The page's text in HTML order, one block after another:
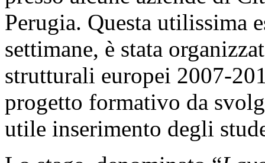
Perugia. Questa utilissima
settimane, è stata
strutturali europei 2007-
progetto formativo da
utile inserimento degli